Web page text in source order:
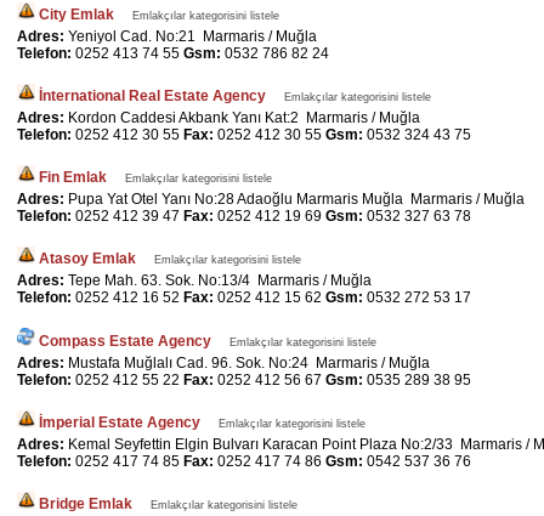
City Emlak Emlakçılar kategorisini listele
Adres: Yeniyol Cad. No:21 Marmaris / Muğla
Telefon: 0252 413 74 55 Gsm: 0532 786 82 24
İnternational Real Estate Agency Emlakçılar kategorisini listele
Adres: Kordon Caddesi Akbank Yanı Kat:2 Marmaris / Muğla
Telefon: 0252 412 30 55 Fax: 0252 412 30 55 Gsm: 0532 324 43 75
Fin Emlak Emlakçılar kategorisini listele
Adres: Pupa Yat Otel Yanı No:28 Adaoğlu Marmaris Muğla Marmaris / Muğla
Telefon: 0252 412 39 47 Fax: 0252 412 19 69 Gsm: 0532 327 63 78
Atasoy Emlak Emlakçılar kategorisini listele
Adres: Tepe Mah. 63. Sok. No:13/4 Marmaris / Muğla
Telefon: 0252 412 16 52 Fax: 0252 412 15 62 Gsm: 0532 272 53 17
Compass Estate Agency Emlakçılar kategorisini listele
Adres: Mustafa Muğlalı Cad. 96. Sok. No:24 Marmaris / Muğla
Telefon: 0252 412 55 22 Fax: 0252 412 56 67 Gsm: 0535 289 38 95
İmperial Estate Agency Emlakçılar kategorisini listele
Adres: Kemal Seyfettin Elgin Bulvarı Karacan Point Plaza No:2/33 Marmaris /
Telefon: 0252 417 74 85 Fax: 0252 417 74 86 Gsm: 0542 537 36 76
Bridge Emlak Emlakçılar kategorisini listele